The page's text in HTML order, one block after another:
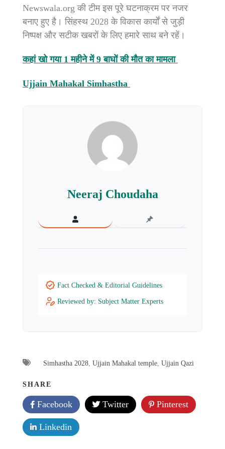
Newswala.org की टीम इस पूरे घटनाक्रम पर नजर
बनाए हुए है। सिंहस्थ 2028 के विकास कार्यों से जुड़ी
निष्पक्ष और सटीक खबरों के लिए हमारे साथ बने रहें।
कहां खो गया 1 महीने में 9 बाघों की मौत का मामला
Ujjain Mahakal Simhastha
Neeraj Choudaha
Fact Checked & Editorial Guidelines
Reviewed by: Subject Matter Experts
Simhastha 2028, Ujjain Mahakal temple, Ujjain Qazi
SHARE
Facebook Twitter Pinterest
Linkedin